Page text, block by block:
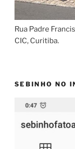
Rua Padre
CIC, Curitiba.
SEBINHO NO